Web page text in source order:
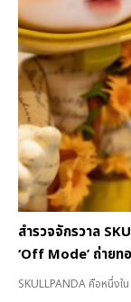
สำรวจจักรวาล
‘Off Mode’ ถ่ายท
SKULLPANDA คือหนึ่งใน